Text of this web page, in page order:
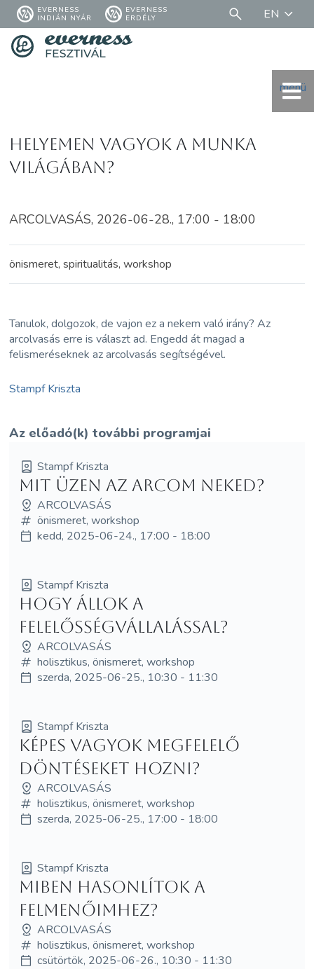
EVERNESS
INDIÁN NYÁR
EVERNESS
ERDÉLY
EN
menü
Helyemen vagyok a munka
világában?
ARCOLVASÁS, 2026-06-28., 17:00 - 18:00
önismeret, spiritualitás, workshop
Tanulok, dolgozok, de vajon ez a nekem való irány? Az
arcolvasás erre is választ ad. Engedd át magad a
felismeréseknek az arcolvasás segítségével.
Stampf Kriszta
Az előadó(k) további programjai
Stampf Kriszta
Mit üzen az arcom Neked?
ARCOLVASÁS
önismeret, workshop
kedd, 2025-06-24., 17:00 - 18:00
Stampf Kriszta
Hogy állok a
felelősségvállalással?
ARCOLVASÁS
holisztikus, önismeret, workshop
szerda, 2025-06-25., 10:30 - 11:30
Stampf Kriszta
Képes vagyok megfelelő
döntéseket hozni?
ARCOLVASÁS
holisztikus, önismeret, workshop
szerda, 2025-06-25., 17:00 - 18:00
Stampf Kriszta
Miben hasonlítok a
felmenőimhez?
ARCOLVASÁS
holisztikus, önismeret, workshop
csütörtök, 2025-06-26., 10:30 - 11:30